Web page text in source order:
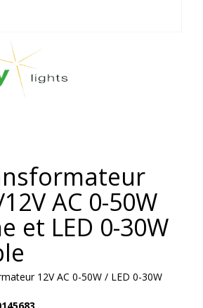
AC 0-50W
et LED 0-30W
12V AC 0-50W / LED 0-30W